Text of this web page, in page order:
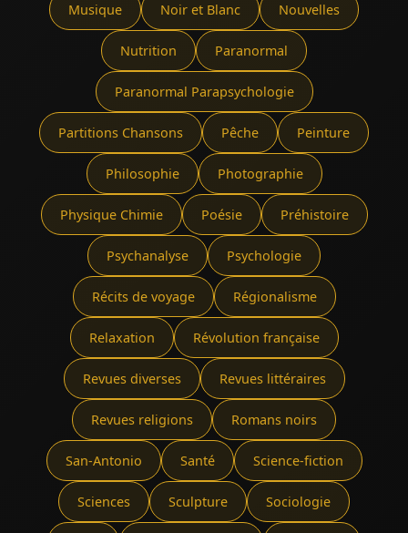
Musique Noir et Blanc Nouvelles
Nutrition Paranormal
Paranormal Parapsychologie
Partitions Chansons Pêche Peinture
Philosophie Photographie
Physique Chimie Poésie Préhistoire
Psychanalyse Psychologie
Récits de voyage Régionalisme
Relaxation Révolution française
Revues diverses Revues littéraires
Revues religions Romans noirs
San-Antonio Santé Science-fiction
Sciences Sculpture Sociologie